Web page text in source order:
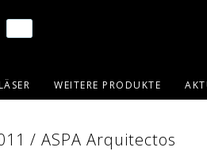
WEITERE PRODUKTE
/ ASPA Arquitectos